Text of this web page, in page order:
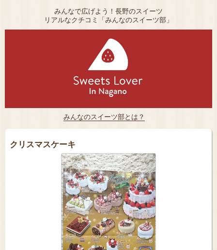
みんなで広げよう！長野のスイーツ
リアルなクチコミ「みんなのスイーツ部」
みんなのスイーツ部とは？
クリスマスケーキ